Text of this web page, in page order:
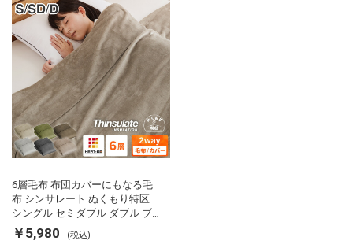
6層毛布 布団カバーにもなる毛
布 シンサレート ぬくもり特区
シングル セミダブル ダブル ブ
ランケット 掛け布団カバー フラ
ンネル 保温 蓄熱 吸湿 発熱 断熱
￥5,980 (税込)